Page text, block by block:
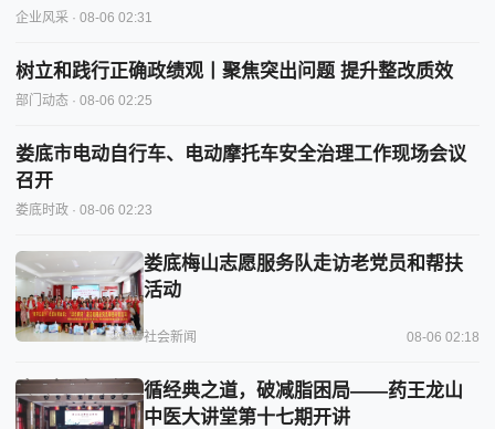
企业风采 · 08-06 02:31
树立和践行正确政绩观丨聚焦突出问题 提升整改质效
部门动态 · 08-06 02:25
娄底市电动自行车、电动摩托车安全治理工作现场会议
召开
娄底时政 · 08-06 02:23
娄底梅山志愿服务队走访老党员和帮扶
活动
社会新闻 08-06 02:18
循经典之道，破减脂困局——药王龙山
中医大讲堂第十七期开讲